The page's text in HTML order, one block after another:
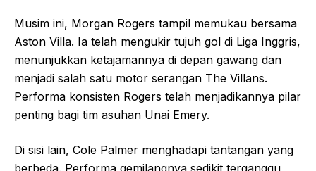
Musim ini, Morgan Rogers tampil memukau bersama
Aston Villa. Ia telah mengukir tujuh gol di Liga Inggris,
menunjukkan ketajamannya di depan gawang dan
menjadi salah satu motor serangan The Villans.
Performa konsisten Rogers telah menjadikannya pilar
penting bagi tim asuhan Unai Emery.
Di sisi lain, Cole Palmer menghadapi tantangan yang